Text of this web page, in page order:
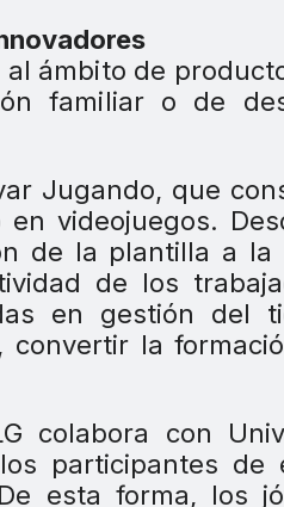
ámbito de
familiar o de
Jugando, que
videojuegos.
de la plantilla a
de los
en gestión del
la
colabora con
participantes de
esta forma, los